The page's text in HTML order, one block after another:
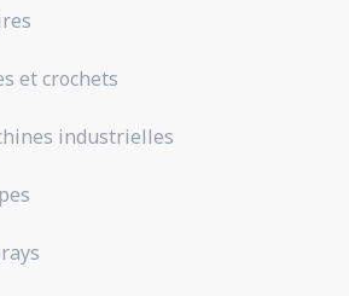
et crochets
industrielles